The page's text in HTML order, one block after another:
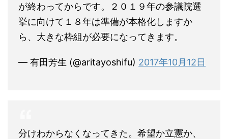
が終わってからです。２０１９年の参議院選
挙に向けて１８年は準備が本格化しますか
ら、大きな枠組が必要になってきます。
— 有田芳生 (@aritayoshifu) 2017年10月12日
分けわからなくなってきた。希望か立憲か、